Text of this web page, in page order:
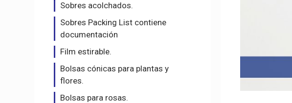
Sobres acolchados.
Sobres Packing List contiene
documentación
Film estirable.
Bolsas cónicas para plantas y
flores.
Bolsas para rosas.